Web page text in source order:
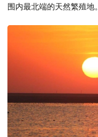
围内最北端的天然繁殖地。